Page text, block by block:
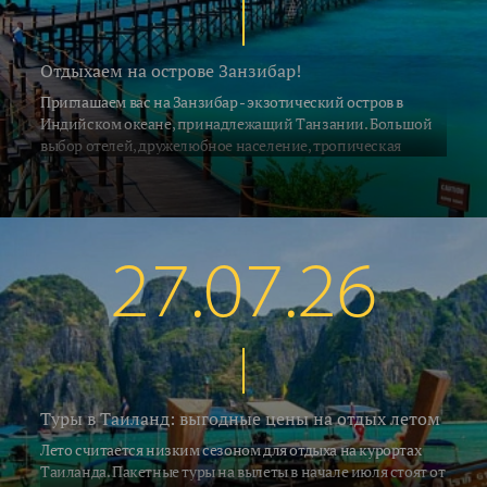
Отдыхаем на острове Занзибар!
Приглашаем вас на Занзибар - экзотический остров в
Индийском океане, принадлежащий Танзании. Большой
выбор отелей, дружелюбное население, тропическая
природа и, конечно, песчаные пляжи привлекают на
Занзибар ежегодно десятки тысяч туристов со всех концов
Земли. С 2 июля на остров выполняет прямые рейсы а\к Air
удобными стыковками по хорошим ценам. Мы предлагаем
воспользоваться этой возможностью и рвануть на отдых в
Африку.
27.07.26
Туры в Таиланд: выгодные цены на отдых летом
Лето считается низким сезоном для отдыха на курортах
Таиланда. Пакетные туры на вылеты в начале июля стоят от